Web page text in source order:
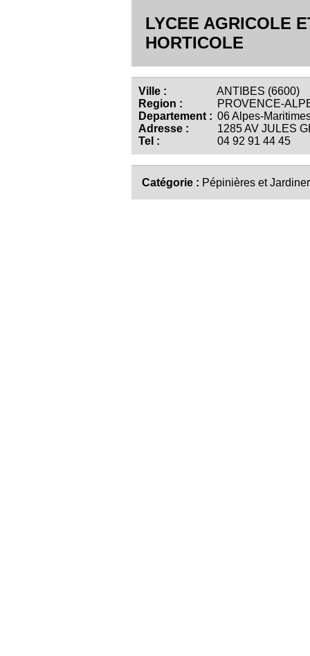
LYCEE AGRICOLE
HORTICOLE
Ville :
ANTIBES (6600)
Region :
PROVENCE-
Departement : 06 Alpes-
Adresse :
1285 AV JULES
Tel :
04 92 91 44 45
Catégorie : Pépinières et